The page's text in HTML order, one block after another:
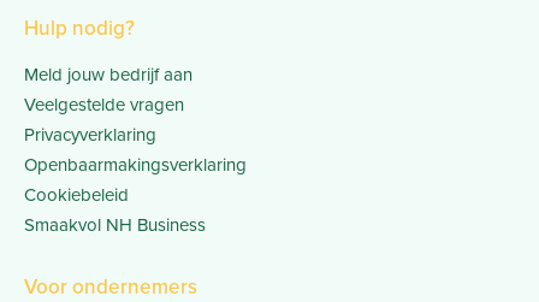
Hulp nodig?
Meld jouw bedrijf aan
Veelgestelde vragen
Privacyverklaring
Openbaarmakingsverklaring
Cookiebeleid
Smaakvol NH Business
Voor ondernemers